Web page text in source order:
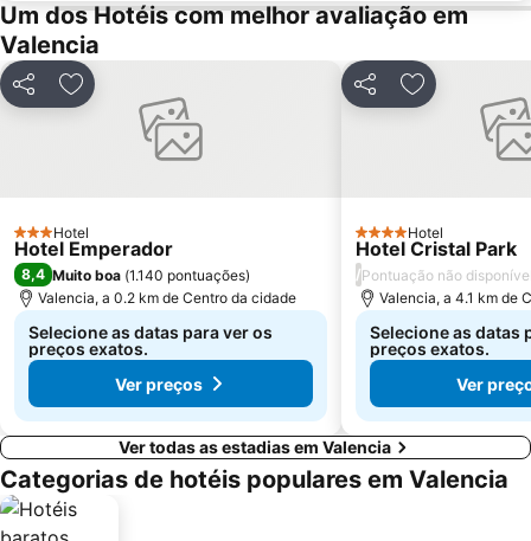
Um dos Hotéis com melhor avaliação em
Valencia
PartilharAdicionar aos favoritos
3 Estrelas
Hotel
Hotel Emperador
8,4 Muito boa (1.140 pontuações)
Valencia, a 0.2 km de Centro da cidade
Selecione as datas para ver os
preços exatos.
Ver preços
PartilharAdicionar
4 Estrelas
Hotel
Hotel Cristal Park
/Pontuação não
Valencia, a 4.1 km de
Selecione as datas
preços exatos.
Ver
Ver todas as estadias em Valencia
Categorias de hotéis populares em Valencia